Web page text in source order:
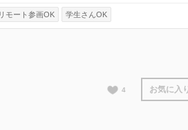
リモート参画OK 学生さんOK
4 お気に入